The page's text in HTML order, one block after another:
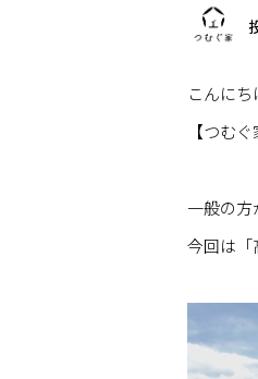
こんにち
【つむ
一般の方
今回は